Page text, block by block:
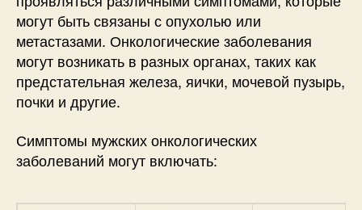
могут быть связаны с опухолью или
метастазами. Онкологические заболевания
могут возникать в разных органах, таких как
предстательная железа, яички, мочевой пузырь,
почки и другие.
Симптомы мужских онкологических
заболеваний могут включать: